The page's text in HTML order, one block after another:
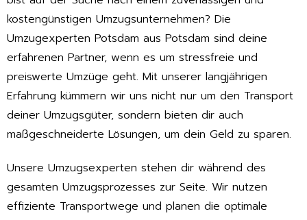
kostengünstigen Umzugsunternehmen? Die
Umzugexperten Potsdam aus Potsdam sind deine
erfahrenen Partner, wenn es um stressfreie und
preiswerte Umzüge geht. Mit unserer langjährigen
Erfahrung kümmern wir uns nicht nur um den Transport
deiner Umzugsgüter, sondern bieten dir auch
maßgeschneiderte Lösungen, um dein Geld zu sparen.
Unsere Umzugsexperten stehen dir während des
gesamten Umzugsprozesses zur Seite. Wir nutzen
effiziente Transportwege und planen die optimale